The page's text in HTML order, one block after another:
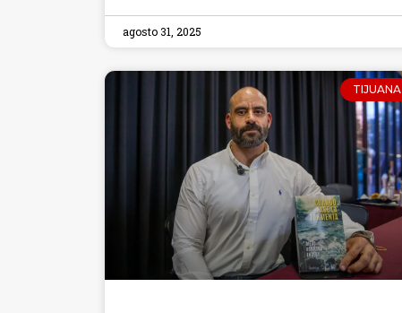
agosto 31, 2025
TIJUANA